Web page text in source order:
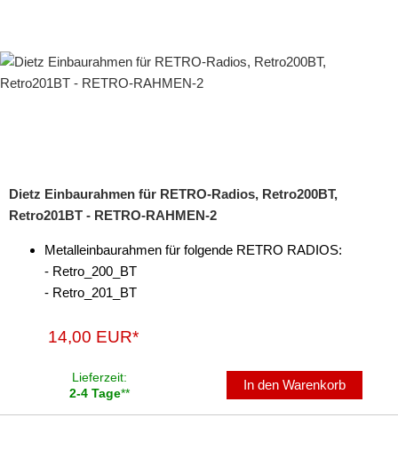
Dietz Einbaurahmen für RETRO-Radios, Retro200BT,
Retro201BT - RETRO-RAHMEN-2
Metalleinbaurahmen für folgende RETRO RADIOS:
- Retro_200_BT
- Retro_201_BT
14,00 EUR*
Lieferzeit:
2-4 Tage**
In den Warenkorb